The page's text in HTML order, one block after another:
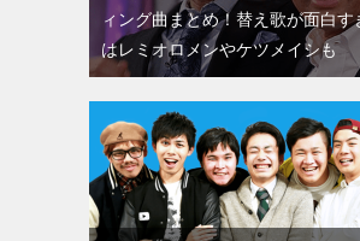
ィング曲まとめ！替え歌が面白す
はレミオロメンやケツメイシも